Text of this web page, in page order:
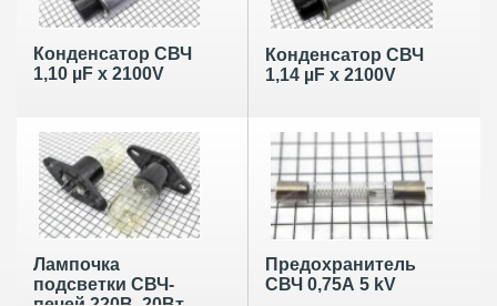
Конденсатор СВЧ
1,10 µF x 2100V
Конденсатор СВЧ
1,14 µF x 2100V
Лампочка
подсветки СВЧ-
Предохранитель
СВЧ 0,75А 5 kV